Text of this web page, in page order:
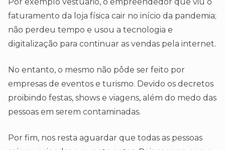
Por exemplo vestuário, o empreendedor que viu o
faturamento da loja física cair no início da pandemia;
não perdeu tempo e usou a tecnologia e
digitalização para continuar as vendas pela internet.
No entanto, o mesmo não pôde ser feito por
empresas de eventos e turismo. Devido os decretos
proibindo festas, shows e viagens, além do medo das
pessoas em serem contaminadas.
Por fim, nos resta aguardar que todas as pessoas